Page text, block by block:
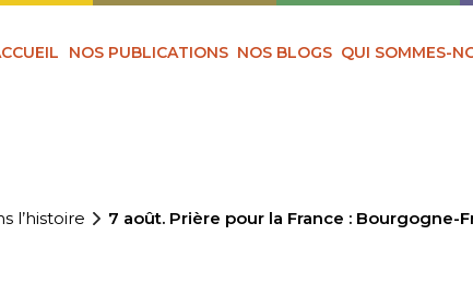
NOS PUBLICATIONS NOS BLOGS QUI SOMMES-
l’histoire 7 août. Prière pour la France : Bourgogne-